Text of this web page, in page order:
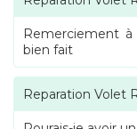
Remerciement
bien fait
Reparation Volet